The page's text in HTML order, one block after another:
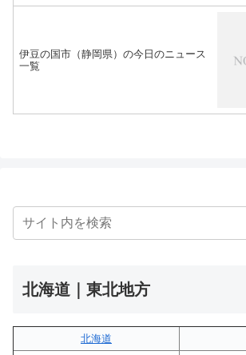
伊豆の国市（静岡県）の今日のニュース
一覧
北海道｜東北地方
北海道